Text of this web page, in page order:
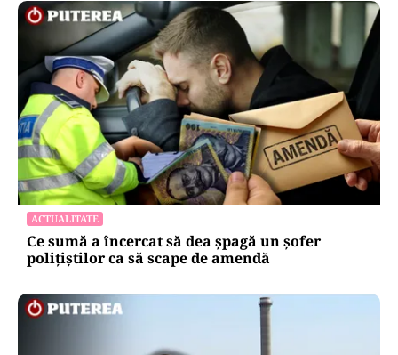
ACTUALITATE
Ce sumă a încercat să dea șpagă un șofer
polițiștilor ca să scape de amendă